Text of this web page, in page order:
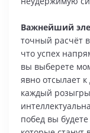
Важнейший
точный расчёт
что успех
вы выберете
явно отсылает
каждый
побед вы